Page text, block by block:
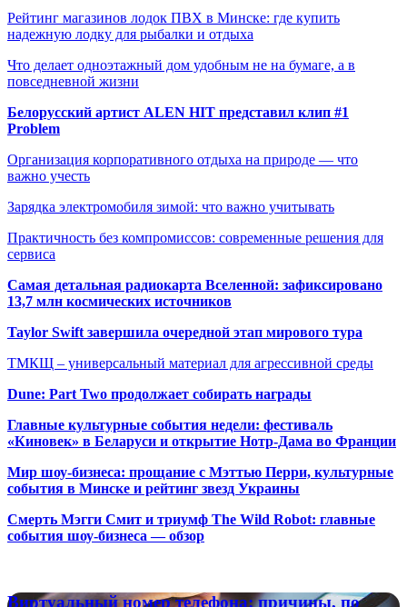
Рейтинг магазинов лодок ПВХ в Минске: где купить
надежную лодку для рыбалки и отдыха
Что делает одноэтажный дом удобным не на бумаге, а в
повседневной жизни
Белорусский артист ALEN HIT представил клип #1
Problem
Организация корпоративного отдыха на природе — что
важно учесть
Зарядка электромобиля зимой: что важно учитывать
Практичность без компромиссов: современные решения для
сервиса
Самая детальная радиокарта Вселенной: зафиксировано
13,7 млн космических источников
Taylor Swift завершила очередной этап мирового тура
ТМКЩ – универсальный материал для агрессивной среды
Dune: Part Two продолжает собирать награды
Главные культурные события недели: фестиваль
«Киновек» в Беларуси и открытие Нотр-Дама во Франции
Мир шоу-бизнеса: прощание с Мэттью Перри, культурные
события в Минске и рейтинг звезд Украины
Смерть Мэгги Смит и триумф The Wild Robot: главные
события шоу-бизнеса — обзор
Виртуальный
Виртуальный номер телефона: причины, по